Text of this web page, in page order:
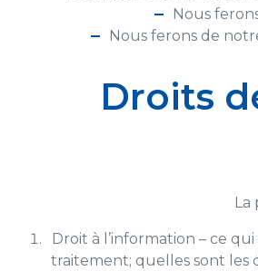
Nous
Nous ferons de
Droits
La
Droit à l’information – ce
traitement; quelles sont les